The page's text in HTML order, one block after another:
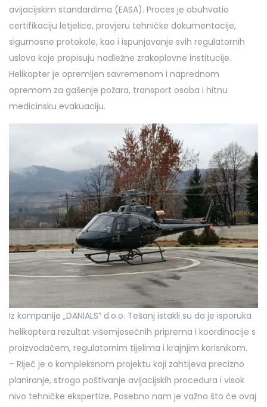
avijacijskim standardima (EASA). Proces je obuhvatio
certifikaciju letjelice, provjeru tehničke dokumentacije,
sigurnosne protokole, kao i ispunjavanje svih regulatornih
uslova koje propisuju nadležne zrakoplovne institucije.
Helikopter je opremljen savremenom i naprednom
opremom za gašenje požara, transport osoba i hitnu
medicinsku evakuaciju.
Iz kompanije „DANIALS” d.o.o. Tešanj istakli su da je isporuka
helikoptera rezultat višemjesečnih priprema i koordinacije s
proizvođačem, regulatornim tijelima i krajnjim korisnikom.
– Riječ je o kompleksnom projektu koji zahtijeva precizno
planiranje, strogo poštivanje avijacijskih procedura i visok
nivo tehničke ekspertize. Posebno nam je važno što će ovaj